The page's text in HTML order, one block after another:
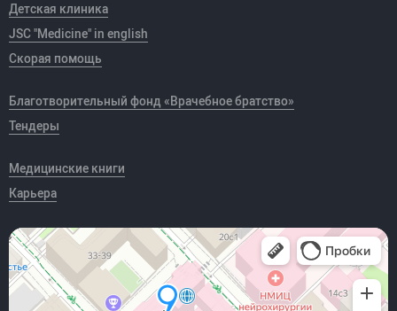
Детская клиника
JSC "Medicine" in english
Скорая помощь
Благотворительный фонд «Врачебное братство»
Тендеры
Медицинские книги
Карьера